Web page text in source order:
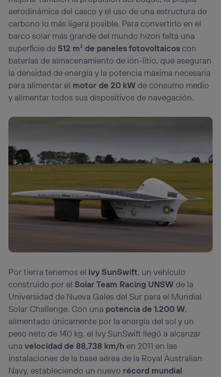
aerodinámica del casco y el uso de una estructura de
carbono lo más ligera posible. Para convertirlo en el
barco solar más grande del mundo hizon falta una
superficie de 512 m² de paneles fotovoltaicoscon
baterías de almacenamiento de ión-litio, que aseguran
la densidad de energía y la potencia máxima necesaria
para alimentar el motor de 20 kWde consumo medio
y alimentar todos sus dispositivos de navegación.
Por tierra tenemos el Ivy SunSwift, un vehículo
construido por elSolar Team Racing UNSWde la
Universidad de Nueva Gales del Sur para el Mundial
Solar Challenge. Con una potencia de 1.200 W,
alimentado únicamente por la energía del sol y un
peso neto de 140 kg, el Ivy SunSwift llegó a alcanzar
unavelocidad de 88,738 km/h en 2011 en las
instalaciones de la base aérea de la Royal Australian
Navy, estableciendo un nuevo récord mundial